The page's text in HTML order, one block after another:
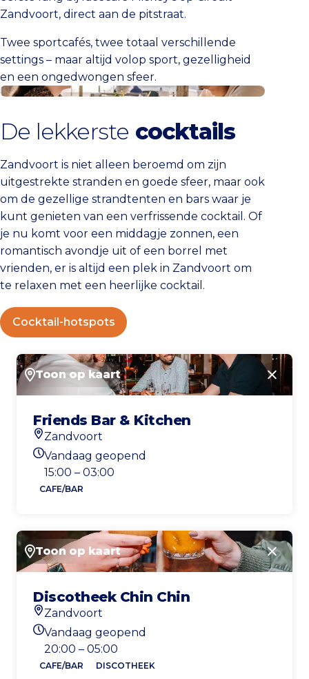
Zandvoort, direct aan de pitstraat.
Twee sportcafés, twee totaal verschillende
settings – maar altijd volop sport, gezelligheid
en een ongedwongen sfeer.
Cocktail-hotspots
De lekkerste cocktails
Zandvoort is niet alleen beroemd om zijn
uitgestrekte stranden en goede sfeer, maar ook
om de gezellige strandtenten en bars waar je
kunt genieten van een verfrissende cocktail. Of
je nu komt voor een middagje zonnen, een
romantisch avondje uit of een borrel met
vrienden, er is altijd een plek in Zandvoort om
te relaxen met een heerlijke cocktail.
Cocktail-hotspots
Toon op kaart
Friends Bar & Kitchen
Locatie
Zandvoort
Openingstijden vandaag
Vandaag geopend
15:00 – 03:00
CAFE/BAR
Toon op kaart
Discotheek Chin Chin
Locatie
Zandvoort
Openingstijden vandaag
Vandaag geopend
20:00 – 05:00
CAFE/BAR DISCOTHEEK